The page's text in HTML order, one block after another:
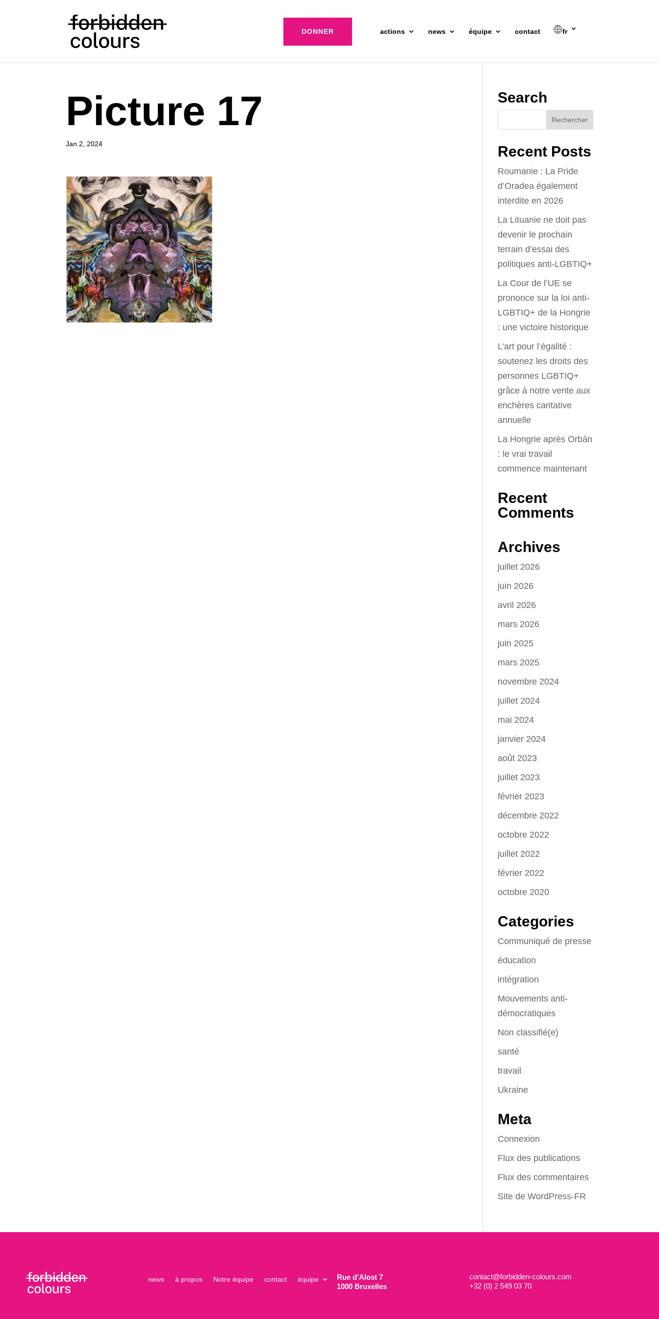
DONNER actions news équipe contact fr
Picture 17
Jan 2, 2024
Search
Recent Posts
Roumanie : La Pride
d’Oradea également
interdite en 2026
La Lituanie ne doit pas
devenir le prochain
terrain d’essai des
politiques anti-LGBTIQ+
La Cour de l’UE se
prononce sur la loi anti-
LGBTIQ+ de la Hongrie
: une victoire historique
L’art pour l’égalité :
soutenez les droits des
personnes LGBTIQ+
grâce à notre vente aux
enchères caritative
annuelle
La Hongrie après Orbán
: le vrai travail
commence maintenant
Recent
Comments
Archives
juillet 2026
juin 2026
avril 2026
mars 2026
juin 2025
mars 2025
novembre 2024
juillet 2024
mai 2024
janvier 2024
août 2023
juillet 2023
février 2023
décembre 2022
octobre 2022
juillet 2022
février 2022
octobre 2020
Categories
Communiqué de presse
éducation
intégration
Mouvements anti-
démocratiques
Non classifié(e)
santé
travail
Ukraine
Meta
Connexion
Flux des publications
Flux des commentaires
Site de WordPress-FR
news à propos Notre équipe contact équipe
Rue d’Alost 7
1000 Bruxelles
contact@forbidden-colours.com
+32 (0) 2 549 03 70